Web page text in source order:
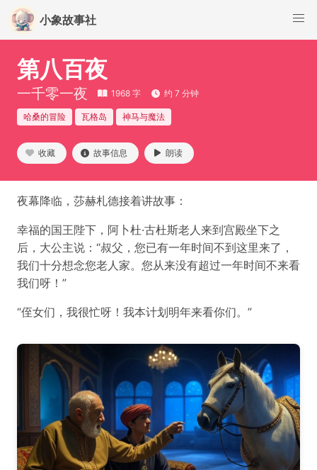
小象故事社
第八百夜
一千零一夜 1968 字 约 7 分钟
哈桑的冒险 瓦格岛 神马与魔法
收藏 故事信息 朗读
夜幕降临，莎赫札德接着讲故事：
幸福的国王陛下，阿卜杜·古杜斯老人来到宫殿坐下之
后，大公主说：“叔父，您已有一年时间不到这里来了，
我们十分想念您老人家。您从来没有超过一年时间不来看
我们呀！”
“侄女们，我很忙呀！我本计划明年来看你们。”